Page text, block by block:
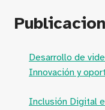
Desarrollo de
Innovación y
Inclusión Digital